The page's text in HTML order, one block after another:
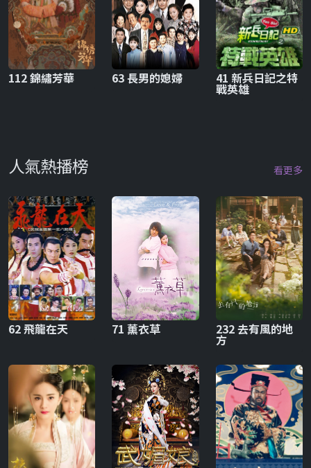
112 錦繡芳華 63 長男的媳婦 41 新兵日記之特
戰英雄
人氣熱播榜 看更多
62 飛龍在天 71 薰衣草 232 去有風的地
方